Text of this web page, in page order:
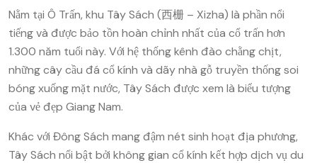
Nằm tại Ô Trấn, khu Tây Sách (西栅 – Xizha) là phần nổi
tiếng và được bảo tồn hoàn chỉnh nhất của cổ trấn hơn
1.300 năm tuổi này. Với hệ thống kênh đào chằng chịt,
những cây cầu đá cổ kính và dãy nhà gỗ truyền thống soi
bóng xuống mặt nước, Tây Sách được xem là biểu tượng
của vẻ đẹp Giang Nam.
Khác với Đông Sách mang đậm nét sinh hoạt địa phương,
Tây Sách nổi bật bởi không gian cổ kính kết hợp dịch vụ du